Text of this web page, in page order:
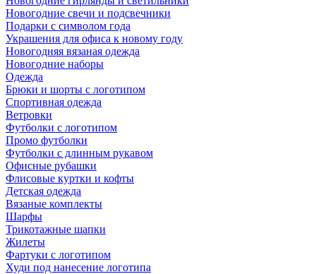
Новогодние свечи и подсвечники
Подарки с символом года
Украшения для офиса к новому году
Новогодняя вязаная одежда
Новогодние наборы
Одежда
Брюки и шорты с логотипом
Спортивная одежда
Ветровки
Футболки с логотипом
Промо футболки
Футболки с длинным рукавом
Офисные рубашки
Флисовые куртки и кофты
Детская одежда
Вязаные комплекты
Шарфы
Трикотажные шапки
Жилеты
Фартуки с логотипом
Худи под нанесение логотипа